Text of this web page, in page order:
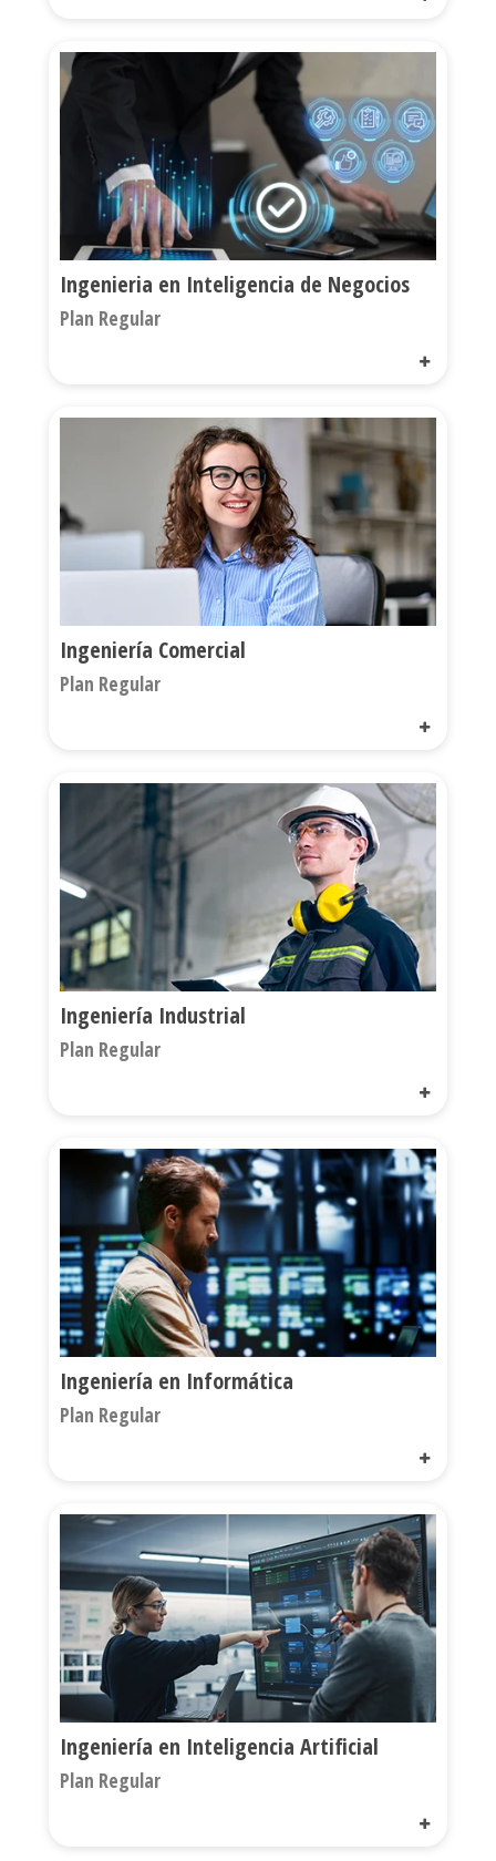
Ingenieria en Inteligencia de Negocios
Plan Regular
Ingeniería Comercial
Plan Regular
Ingeniería Industrial
Plan Regular
Ingeniería en Informática
Plan Regular
Ingeniería en Inteligencia Artificial
Plan Regular